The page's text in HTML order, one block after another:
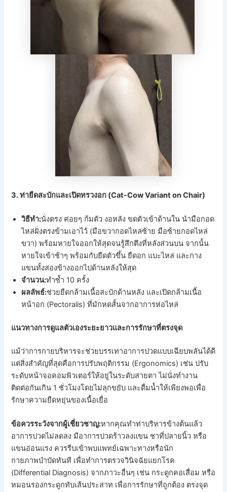
3. ท่ายืดสะบักและเปิดทรวงอก (Cat-Cow Variant on Chair)
วิธีทำ:นั่งตรง ค่อยๆ ก้มตัว งอหลัง ขดตัวเข้าด้านใน นำมือกอด
ไหล่ฝั่งตรงข้ามเอาไว้ (มือขวากอดไหล่ซ้าย มือซ้ายกอดไหล่
ขวา) พร้อมหายใจออกให้สุดจนรู้สึกตึงที่หลังส่วนบน จากนั้น
หายใจเข้าช้าๆ พร้อมกับยืดตัวขึ้น ยืดอก แบะไหล่ และกาง
แขนทั้งสองข้างออกไปด้านหลังให้สุด
จำนวน:ทำซ้ำ 10 ครั้ง
ผลลัพธ์:ช่วยยืดกล้ามเนื้อสะบักด้านหลัง และเปิดกล้ามเนื้อ
หน้าอก (Pectoralis) ที่มักหดสั้นจากอาการห่อไหล่
แนวทางการดูแลตัวเองระยะยาวและการรักษาที่ตรงจุด
แม้ว่าการกายบริหารจะช่วยบรรเทาอาการปวดแบบเฉียบพลันได้ดี
แต่สิ่งสำคัญที่สุดคือการปรับพฤติกรรม (Ergonomics) เช่น ปรับ
ระดับหน้าจอคอมพิวเตอร์ให้อยู่ในระดับสายตา ไม่นั่งทำงาน
ติดต่อกันเกิน 1 ชั่วโมงโดยไม่ลุกขยับ และดื่มน้ำให้เพียงพอเพื่อ
รักษาความยืดหยุ่นของเนื้อเยื่อ
ข้อควรระวังจากผู้เชี่ยวชาญ:หากคุณทำท่าบริหารข้างต้นแล้ว
อาการปวดไม่ลดลง มีอาการปวดร้าวลงแขน ชาที่ปลายนิ้ว หรือ
แขนอ่อนแรง ควรรีบเข้าพบแพทย์เฉพาะทางหรือนัก
กายภาพบำบัดทันที เพื่อทำการตรวจวินิจฉัยแยกโรค
(Differential Diagnosis) จากภาวะอื่นๆ เช่น กระดูกคอเสื่อม หรือ
หมอนรองกระดูกทับเส้นประสาท เพื่อการรักษาที่ถูกต้อง ตรงจุด